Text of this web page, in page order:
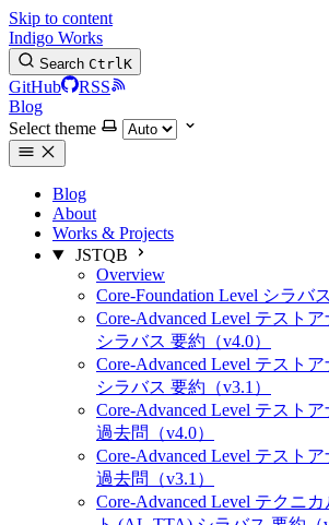
Skip to content
Indigo Works
Search CtrlK
GitHub
RSS
Blog
Select theme
Blog
About
Works & Projects
JSTQB
Overview
Core-Foundation Level シラバ
Core-Advanced Level テスト
シラバス 要約（v4.0）
Core-Advanced Level テスト
シラバス 要約（v3.1）
Core-Advanced Level テスト
過去問（v4.0）
Core-Advanced Level テスト
過去問（v3.1）
Core-Advanced Level テクニ